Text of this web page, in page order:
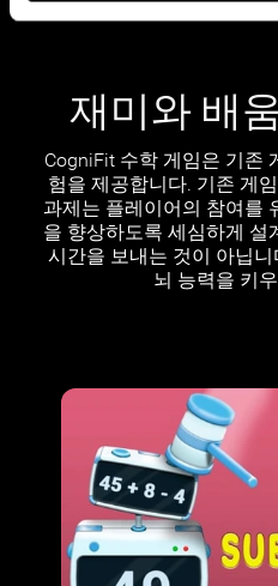
재미와 배
CogniFit 수학 게임은 기존
험을 제공합니다. 기존 게
과제는 플레이어의 참여를
을 향상하도록 세심하게 설
시간을 보내는 것이 아닙
뇌 능력을 키